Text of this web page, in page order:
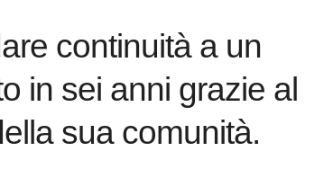
continuità a un
in sei anni grazie al
sua comunità.